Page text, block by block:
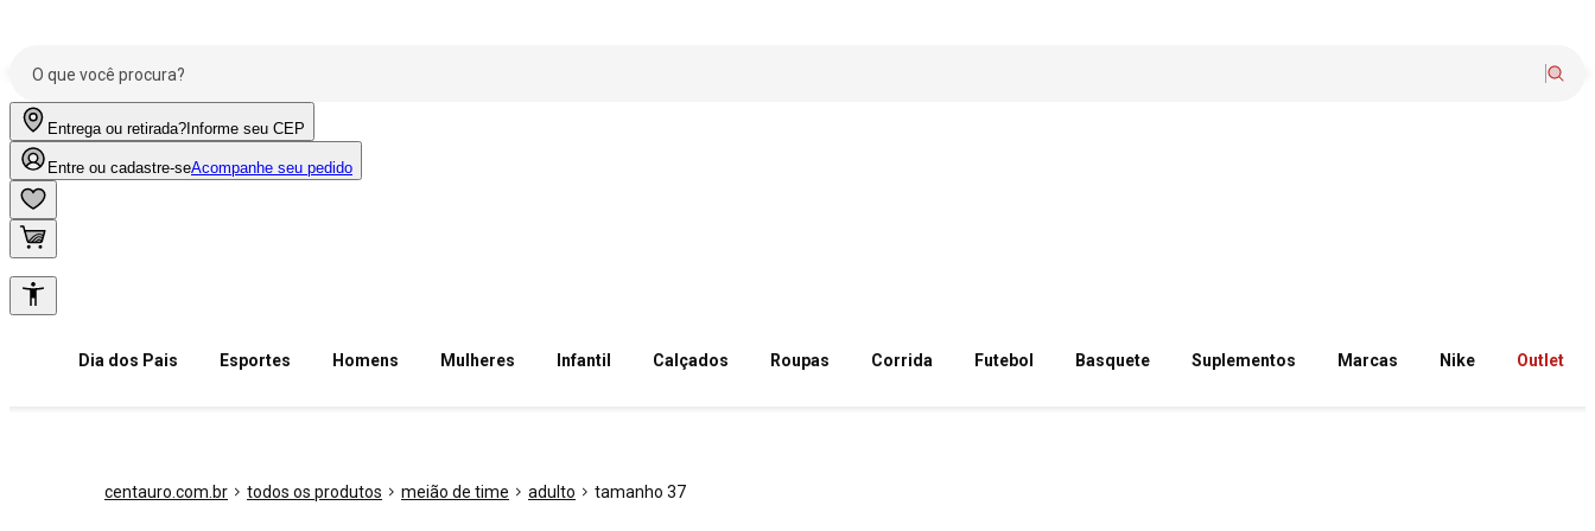
Entrega ou retirada? Informe seu CEP
Entre ou cadastre-seAcompanhe seu pedido
Dia dos Pais Esportes Homens Mulheres Infantil Calçados Roupas Corrida Futebol Basquete Suplementos Marcas Nike Outlet
centauro.com.br todos os produtos meião de time adulto tamanho 37